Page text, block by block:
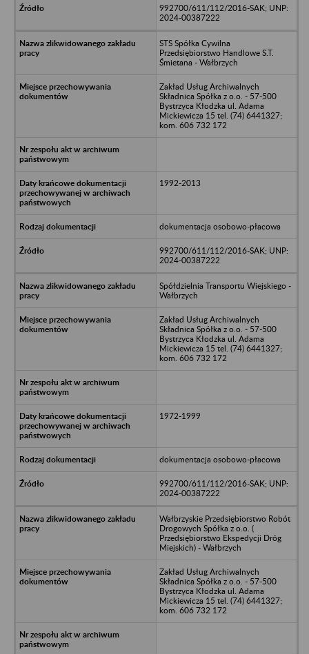
992700/611/112/2016-SAK; UNP:
2024-00387222
STS Spółka Cywilna
Przedsiębiorstwo Handlowe S.T.
Śmietana - Wałbrzych
Zakład Usług Archiwalnych
Składnica Spółka z o.o. - 57-500
Bystrzyca Kłodzka ul. Adama
Mickiewicza 15 tel. (74) 6441327;
kom. 606 732 172
1992-2013
dokumentacja osobowo-płacowa
992700/611/112/2016-SAK; UNP:
2024-00387222
Spółdzielnia Transportu Wiejskiego -
Wałbrzych
Zakład Usług Archiwalnych
Składnica Spółka z o.o. - 57-500
Bystrzyca Kłodzka ul. Adama
Mickiewicza 15 tel. (74) 6441327;
kom. 606 732 172
1972-1999
dokumentacja osobowo-płacowa
992700/611/112/2016-SAK; UNP:
2024-00387222
Wałbrzyskie Przedsiębiorstwo Robót
Drogowych Spółka z o.o. (
Przedsiębiorstwo Ekspedycji Dróg
Miejskich) - Wałbrzych
Zakład Usług Archiwalnych
Składnica Spółka z o.o. - 57-500
Bystrzyca Kłodzka ul. Adama
Mickiewicza 15 tel. (74) 6441327;
kom. 606 732 172